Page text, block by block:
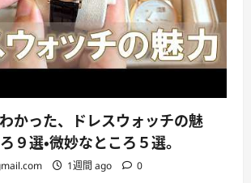
わかった、ドレスウォッチの魅
９選・微妙なところ５選。
1週間 ago 0